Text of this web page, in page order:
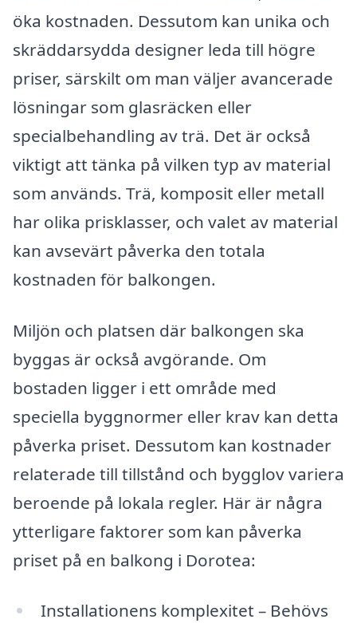
öka kostnaden. Dessutom kan unika och
skräddarsydda designer leda till högre
priser, särskilt om man väljer avancerade
lösningar som glasräcken eller
specialbehandling av trä. Det är också
viktigt att tänka på vilken typ av material
som används. Trä, komposit eller metall
har olika prisklasser, och valet av material
kan avsevärt påverka den totala
kostnaden för balkongen.
Miljön och platsen där balkongen ska
byggas är också avgörande. Om
bostaden ligger i ett område med
speciella byggnormer eller krav kan detta
påverka priset. Dessutom kan kostnader
relaterade till tillstånd och bygglov variera
beroende på lokala regler. Här är några
ytterligare faktorer som kan påverka
priset på en balkong i Dorotea:
Installationens komplexitet – Behövs